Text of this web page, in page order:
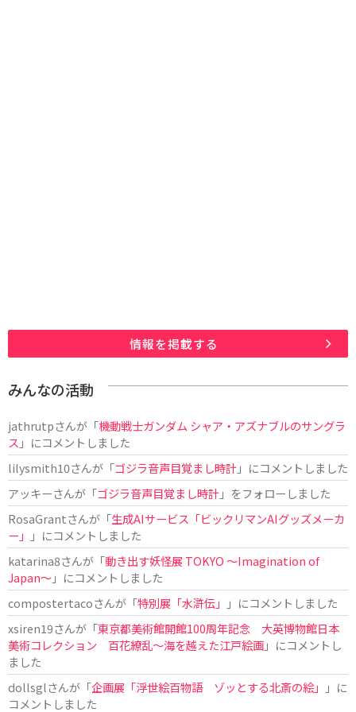
情報を掲載する
みんなの活動
jathrutpさんが「機動戦士ガンダム シャア・アズナブルのサングラ
ス 」にコメントしました
lilysmith10さんが「ゴジラ音声目覚まし時計」にコメントしました
アッキーさんが「ゴジラ音声目覚まし時計」をフォローしました
RosaGrantさんが「生成AIサービス「ビックリマンAIグッズメーカ
ー」
」にコメントしました
katarina8さんが「動き出す妖怪展 TOKYO 〜Imagination of
Japan〜」にコメントしました
compostertacoさんが「特別展「水滸伝」
」にコメントしました
xsiren19さんが「東京都美術館開館100周年記念 大英博物館日本
美術コレクション 百花繚乱～海を越えた江戸絵画」にコメントし
ました
dollsglさんが「企画展「浮世絵百物語 ゾッとする北斎の絵」
」に
コメントしました